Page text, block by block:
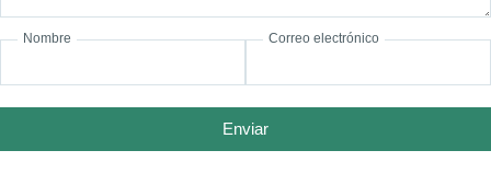
Nombre Correo electrónico
Enviar